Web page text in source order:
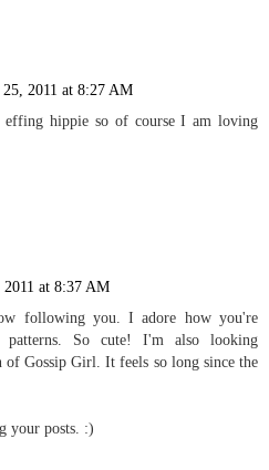
25, 2011 at 8:27 AM
effing hippie so of course I am loving
2011 at 8:37 AM
following you. I adore how you're
patterns. So cute! I'm also looking
of Gossip Girl. It feels so long since the
your posts. :)